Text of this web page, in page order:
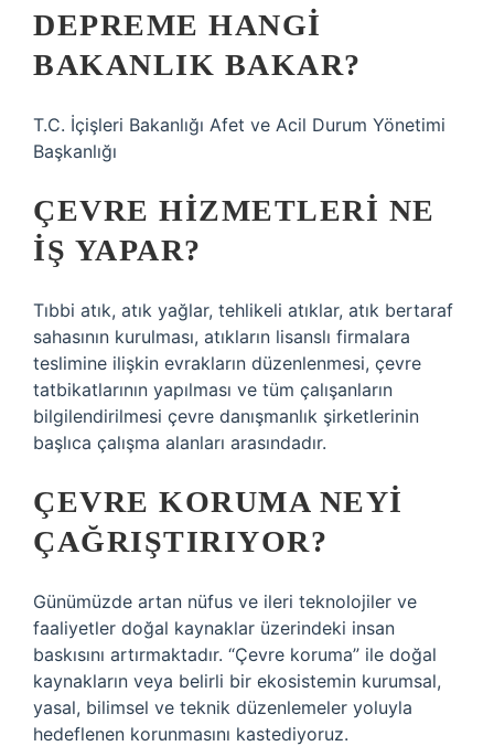
DEPREME HANGI
BAKANLIK BAKAR?
T.C. İçişleri Bakanlığı Afet ve Acil Durum Yönetimi
Başkanlığı
ÇEVRE HIZMETLERI NE
IŞ YAPAR?
Tıbbi atık, atık yağlar, tehlikeli atıklar, atık bertaraf
sahasının kurulması, atıkların lisanslı firmalara
teslimine ilişkin evrakların düzenlenmesi, çevre
tatbikatlarının yapılması ve tüm çalışanların
bilgilendirilmesi çevre danışmanlık şirketlerinin
başlıca çalışma alanları arasındadır.
ÇEVRE KORUMA NEYI
ÇAĞRIŞTIRIYOR?
Günümüzde artan nüfus ve ileri teknolojiler ve
faaliyetler doğal kaynaklar üzerindeki insan
baskısını artırmaktadır. “Çevre koruma” ile doğal
kaynakların veya belirli bir ekosistemin kurumsal,
yasal, bilimsel ve teknik düzenlemeler yoluyla
hedeflenen korunmasını kastediyoruz.